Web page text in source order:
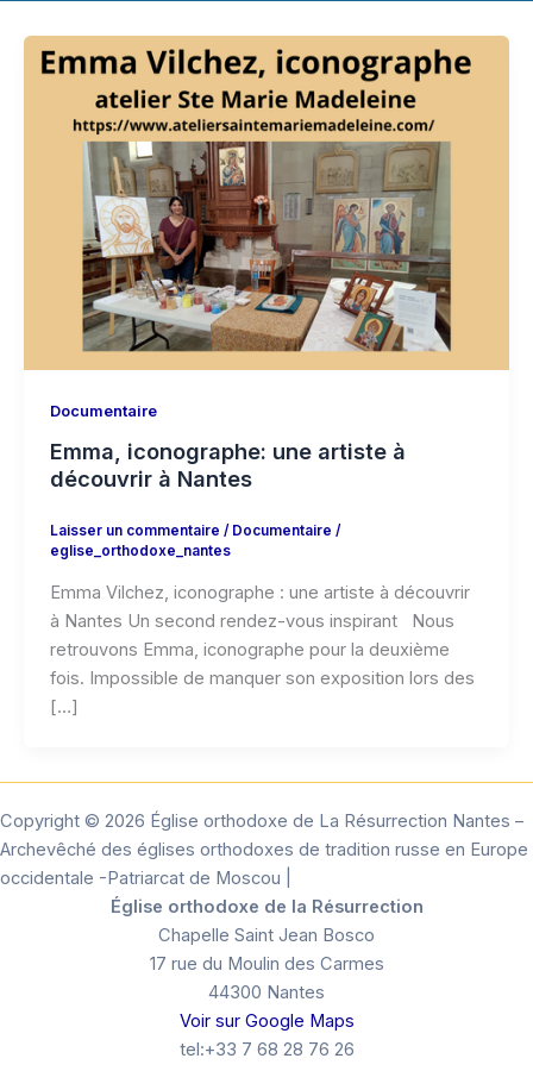
Documentaire
Emma, iconographe: une artiste à
découvrir à Nantes
Laisser un commentaire / Documentaire /
eglise_orthodoxe_nantes
Emma Vilchez, iconographe : une artiste à découvrir
à Nantes Un second rendez-vous inspirant Nous
retrouvons Emma, iconographe pour la deuxième
fois. Impossible de manquer son exposition lors des
[…]
Copyright © 2026 Église orthodoxe de La Résurrection Nantes –
Archevêché des églises orthodoxes de tradition russe en Europe
occidentale -Patriarcat de Moscou |
Église orthodoxe de la Résurrection
Chapelle Saint Jean Bosco
17 rue du Moulin des Carmes
44300 Nantes
Voir sur Google Maps
tel:+33 7 68 28 76 26